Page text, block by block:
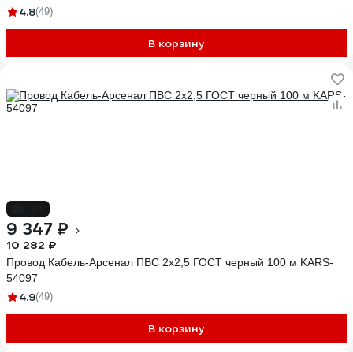
4.8(49)
В корзину
9 347 ₽
10 282 ₽
Провод Кабель-Арсенал ПВС 2x2,5 ГОСТ черный 100 м KARS-
54097
4.9(49)
В корзину